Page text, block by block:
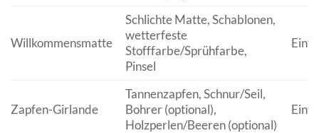
Willkommensmatte
Schlichte Matte, Schablonen,
wetterfeste
Stofffarbe/Sprühfarbe,
Pinsel
Zapfen-Girlande
Tannenzapfen, Schnur/Seil,
Bohrer (optional),
Holzperlen/Beeren (optional)